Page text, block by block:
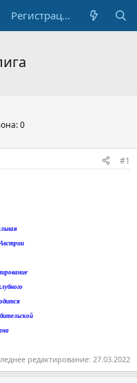
Регистрация
0
#1
редактирование: 27.03.2022